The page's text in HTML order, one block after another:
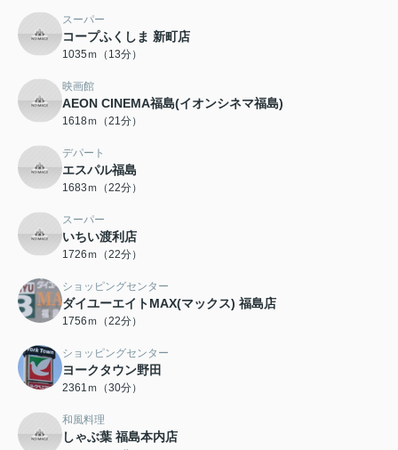
スーパー
コープふくしま 新町店
1035ｍ（13分）
映画館
AEON CINEMA福島(イオンシネマ福島)
1618ｍ（21分）
デパート
エスパル福島
1683ｍ（22分）
スーパー
いちい渡利店
1726ｍ（22分）
ショッピングセンター
ダイユーエイトMAX(マックス) 福島店
1756ｍ（22分）
ショッピングセンター
ヨークタウン野田
2361ｍ（30分）
和風料理
しゃぶ葉 福島本内店